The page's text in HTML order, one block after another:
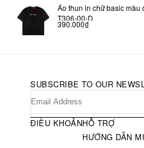
Áo thun in chữ basic
T306-00-D
390.000₫
SUBSCRIBE TO OUR
ĐIỀU KHOẢNHỖ TRỢ
HƯỚNG DẪN